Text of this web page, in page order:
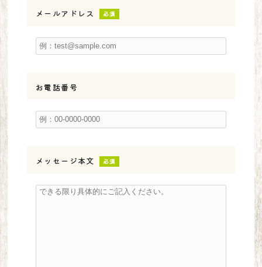
メールアドレス 必須
お電話番号
メッセージ本文 必須